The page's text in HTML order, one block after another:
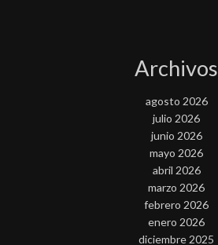
Archivos
agosto 2026
julio 2026
junio 2026
mayo 2026
abril 2026
marzo 2026
febrero 2026
enero 2026
diciembre 2025